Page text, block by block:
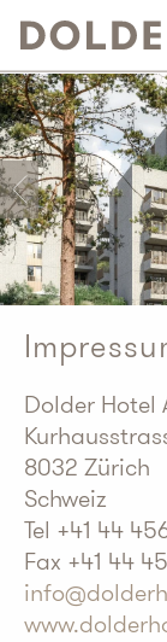
Dolder Hotel
8032 Zürich
Schweiz
Tel +41 44
Fax +41 44